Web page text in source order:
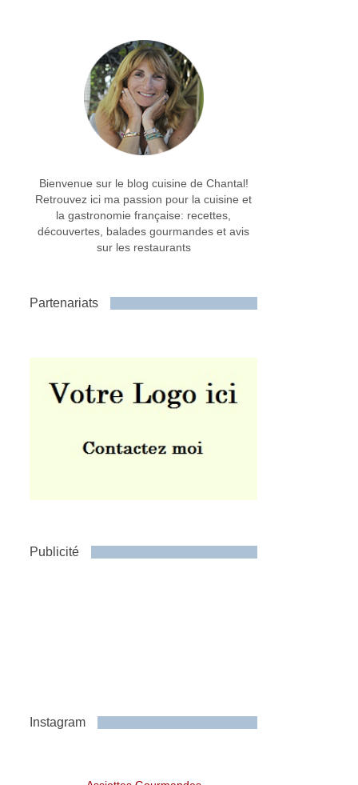
Bienvenue sur le blog cuisine de Chantal!
Retrouvez ici ma passion pour la cuisine et
la gastronomie française: recettes,
découvertes, balades gourmandes et avis
sur les restaurants
Partenariats
Publicité
Instagram